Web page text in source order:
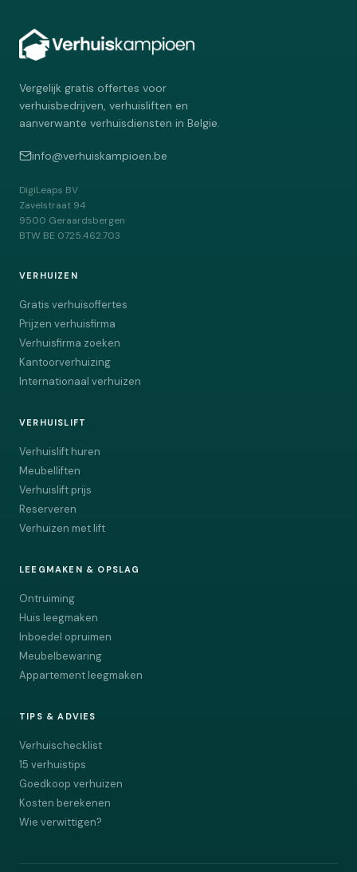
Vergelijk gratis offertes voor
verhuisbedrijven, verhuisliften en
aanverwante verhuisdiensten in Belgie.
info@verhuiskampioen.be
DigiLeaps BV
Zavelstraat 94
9500 Geraardsbergen
BTW BE 0725.462.703
VERHUIZEN
Gratis verhuisoffertes
Prijzen verhuisfirma
Verhuisfirma zoeken
Kantoorverhuizing
Internationaal verhuizen
VERHUISLIFT
Verhuislift huren
Meubelliften
Verhuislift prijs
Reserveren
Verhuizen met lift
LEEGMAKEN & OPSLAG
Ontruiming
Huis leegmaken
Inboedel opruimen
Meubelbewaring
Appartement leegmaken
TIPS & ADVIES
Verhuischecklist
15 verhuistips
Goedkoop verhuizen
Kosten berekenen
Wie verwittigen?